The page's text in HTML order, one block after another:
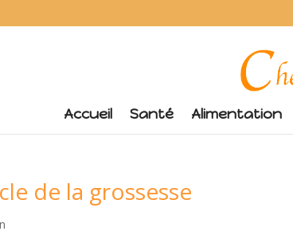
Accueil Santé Alimentation
de la grossesse